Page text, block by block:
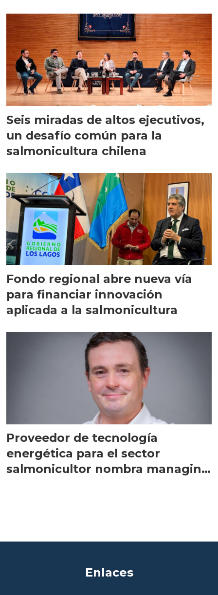
Seis miradas de altos ejecutivos,
un desafío común para la
salmonicultura chilena
Fondo regional abre nueva vía
para financiar innovación
aplicada a la salmonicultura
Proveedor de tecnología
energética para el sector
salmonicultor nombra managing
Enlaces